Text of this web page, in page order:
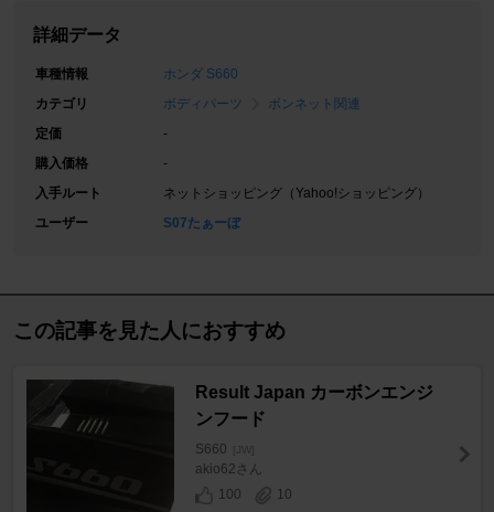
詳細データ
車種情報
ホンダ S660
カテゴリ
ボディパーツ
ボンネット関連
定価
-
購入価格
-
入手ルート
ネットショッピング（Yahoo!ショッピング）
ユーザー
S07たぁーぼ
この記事を見た人におすすめ
Result Japan カーボンエンジ
ンフード
S660 [JW]
akio62さん
100
10